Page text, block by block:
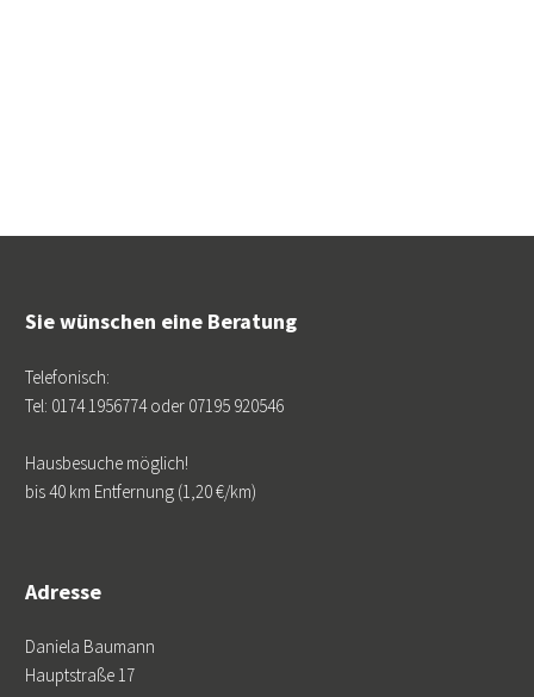
Sie wünschen eine Beratung
Telefonisch:
Tel: 0174 1956774 oder 07195 920546
Hausbesuche möglich!
bis 40 km Entfernung (1,20 €/km)
Adresse
Daniela Baumann
Hauptstraße 17